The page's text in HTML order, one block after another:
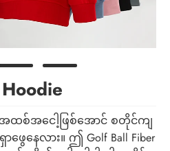
စ်အငေါ့ဖြစ်အောင် စတိုင်ကျ
နေလား။ ဤ Golf Ball Fiber